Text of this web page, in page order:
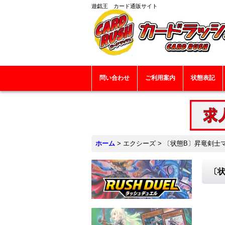
遊戯王 カード通販サイト
問い合わせ ご利用案内 状態表記
ホーム > エクシーズ > 〔状態B〕昇竜剣
〔